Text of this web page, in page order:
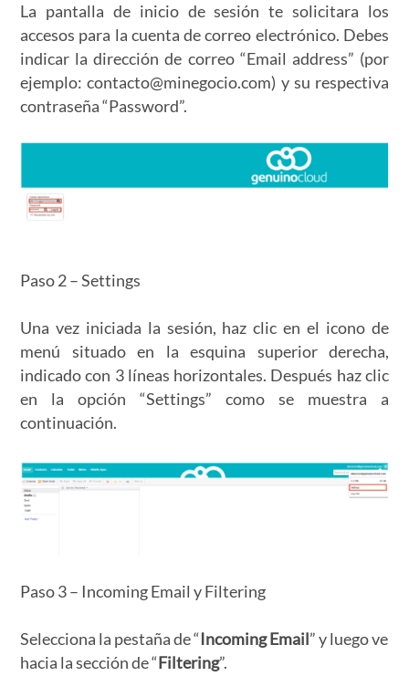
La pantalla de inicio de sesión te solicitara los
accesos para la cuenta de correo electrónico. Debes
indicar la dirección de correo “Email address” (por
ejemplo:contacto@minegocio.com) y su respectiva
contraseña “Password”.
Paso 2 – Settings
Una vez iniciada la sesión, haz clic en el icono de
menú situado en la esquina superior derecha,
indicado con 3 líneas horizontales. Después haz clic
en la opción “Settings” como se muestra a
continuación.
Paso 3 – Incoming Email y Filtering
Selecciona la pestaña de “Incoming Email” y luego ve
hacia la sección de “Filtering”.